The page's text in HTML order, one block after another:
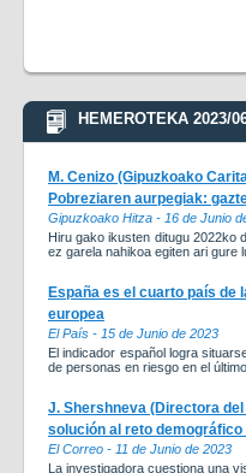
HEMEROTEKA 2023/
M. Cenizo (Gipuzkoako
Pobreziaren aurpegiak:
Gipuzkoako Hitza - 16 de Junio
Hiru gako ikusten ditugu 2022ko
ez garela nahikoa egiten ari gure
España es el cuarto país de
europea
El País - 15 de Junio de 2023
El indicador español logra
de personas en riesgo en el
J. Shershneva (Directora
solución al reto demográfico
El Correo - 11 de Junio de 2023
La investigadora cuestiona una